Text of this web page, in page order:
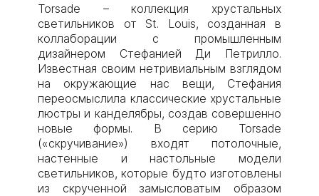
Torsade – коллекция хрустальных
светильников от St. Louis, созданная в
коллаборации с промышленным
дизайнером Стефанией Ди Петрилло.
Известная своим нетривиальным взглядом
на окружающие нас вещи, Стефания
переосмыслила классические хрустальные
люстры и канделябры, создав совершенно
новые формы. В серию Torsade
(«скручивание») входят потолочные,
настенные и настольные модели
светильников, которые будто изготовлены
из скрученной замысловатым образом